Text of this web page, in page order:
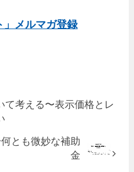
」メルマガ登録
て考える〜表示価格とレ
とも微妙な補助
金